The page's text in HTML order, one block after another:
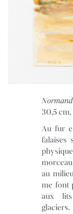
30,5
Au fur
falaises
au
me font
aux